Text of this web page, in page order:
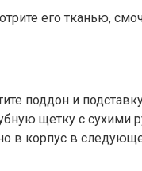
его тканью,
поддон и
щетку с сухими
в корпус в